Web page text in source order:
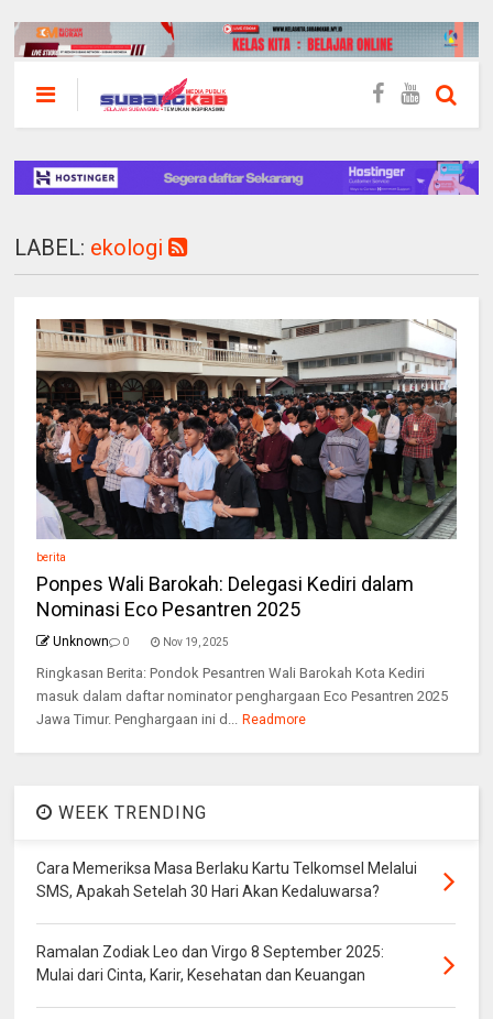
LABEL: ekologi
berita
Ponpes Wali Barokah: Delegasi Kediri dalam
Nominasi Eco Pesantren 2025
Unknown 0 Nov 19, 2025
Ringkasan Berita: Pondok Pesantren Wali Barokah Kota Kediri
masuk dalam daftar nominator penghargaan Eco Pesantren 2025
Jawa Timur. Penghargaan ini d... Readmore
WEEK TRENDING
Cara Memeriksa Masa Berlaku Kartu Telkomsel Melalui
SMS, Apakah Setelah 30 Hari Akan Kedaluwarsa?
Ramalan Zodiak Leo dan Virgo 8 September 2025:
Mulai dari Cinta, Karir, Kesehatan dan Keuangan